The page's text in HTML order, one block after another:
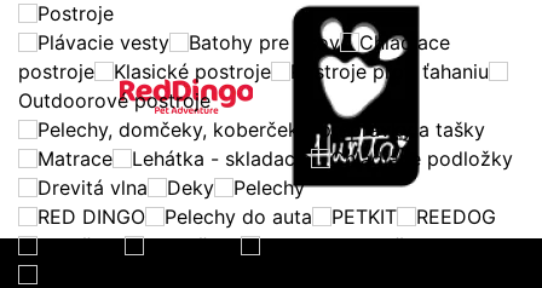
Postroje
Plávacie vesty
Batohy pre psov
Chladiace
postroje
Klasické postroje
Postroje proti ťahaniu
Outdoorové postroje
Pelechy, domčeky, koberčeky, prepravky a tašky
Matrace
Lehátka - skladacie
Chladiace podložky
Drevitá vlna
Deky
Pelechy
RED DINGO
Pelechy do auta PETKIT
REEDOG
Domčeky
Koberčeky
Prepravky a tašky